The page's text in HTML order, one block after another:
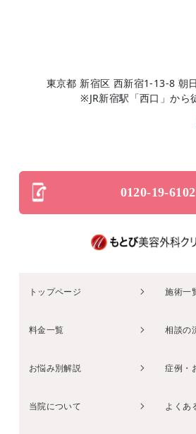
東京都 新宿区 西新宿1-13-8 朝
※JR新宿駅「西口」から
0120-19-6102
トップページ 施術一
料金一覧 相談の
お悩み別解説 症例・
当院について よくあ